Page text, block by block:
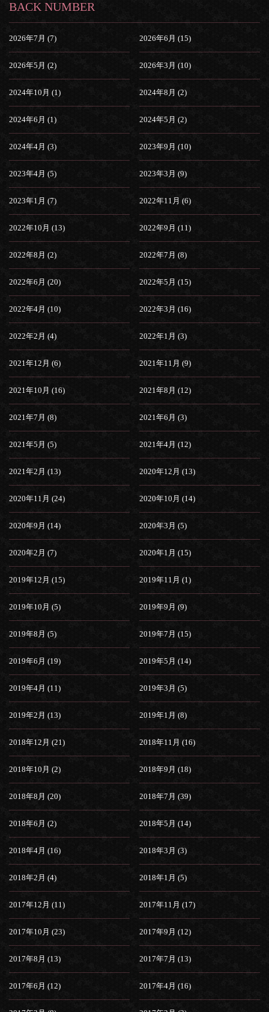
BACK NUMBER
2026年7月 (7) 2026年6月 (15)
2026年5月 (2) 2026年3月 (10)
2024年10月 (1) 2024年8月 (2)
2024年6月 (1) 2024年5月 (2)
2024年4月 (3) 2023年9月 (10)
2023年4月 (5) 2023年3月 (9)
2023年1月 (7) 2022年11月 (6)
2022年10月 (13) 2022年9月 (11)
2022年8月 (2) 2022年7月 (8)
2022年6月 (20) 2022年5月 (15)
2022年4月 (10) 2022年3月 (16)
2022年2月 (4) 2022年1月 (3)
2021年12月 (6) 2021年11月 (9)
2021年10月 (16) 2021年8月 (12)
2021年7月 (8) 2021年6月 (3)
2021年5月 (5) 2021年4月 (12)
2021年2月 (13) 2020年12月 (13)
2020年11月 (24) 2020年10月 (14)
2020年9月 (14) 2020年3月 (5)
2020年2月 (7) 2020年1月 (15)
2019年12月 (15) 2019年11月 (1)
2019年10月 (5) 2019年9月 (9)
2019年8月 (5) 2019年7月 (15)
2019年6月 (19) 2019年5月 (14)
2019年4月 (11) 2019年3月 (5)
2019年2月 (13) 2019年1月 (8)
2018年12月 (21) 2018年11月 (16)
2018年10月 (2) 2018年9月 (18)
2018年8月 (20) 2018年7月 (39)
2018年6月 (2) 2018年5月 (14)
2018年4月 (16) 2018年3月 (3)
2018年2月 (4) 2018年1月 (5)
2017年12月 (11) 2017年11月 (17)
2017年10月 (23) 2017年9月 (12)
2017年8月 (13) 2017年7月 (13)
2017年6月 (12) 2017年4月 (16)